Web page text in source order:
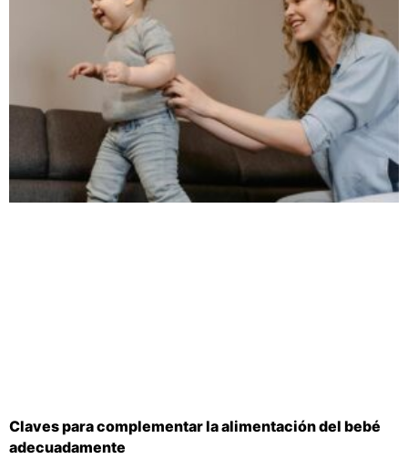
Claves para complementar la alimentación del bebé
adecuadamente